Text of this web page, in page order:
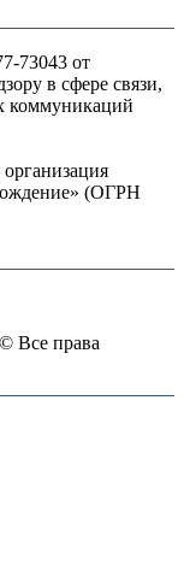
73043 от
в сфере связи,
коммуникаций
(ОГРН
Все права